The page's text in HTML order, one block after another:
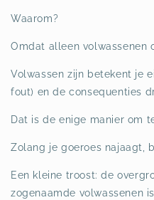
Waarom?
Omdat alleen volwassenen
Volwassen zijn betekent je
fout) en de consequenties
Dat is de enige manier om
Zolang je goeroes najaagt,
Een kleine troost: de
zogenaamde volwassenen